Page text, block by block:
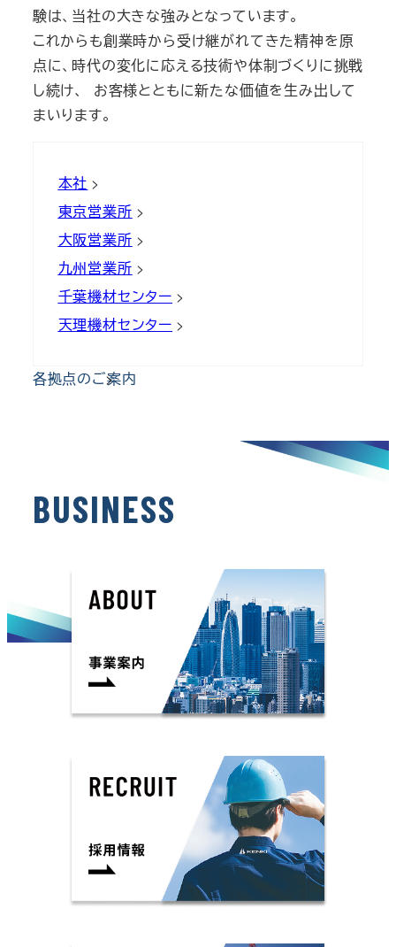
験は、当社の大きな強みとなっています。
これからも創業時から受け継がれてきた精神を原
点に、時代の変化に応える技術や体制づくりに挑戦
し続け、 お客様とともに新たな価値を生み出して
まいります。
本社
東京営業所
大阪営業所
九州営業所
千葉機材センター
天理機材センター
各拠点のご案内
BUSINESS